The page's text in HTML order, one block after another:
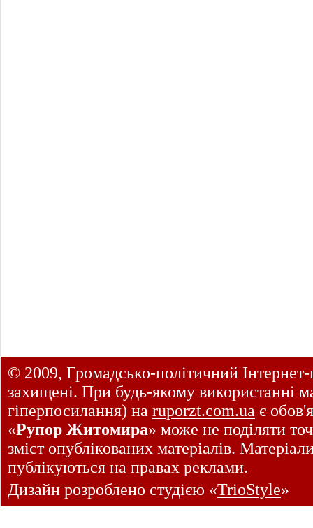
© 2009, Громадсько-політичний
захищені. При будь-якому використанні
гіперпосилання) на ruporzt.com.ua є
«Рупор Житомира» може не поділяти
зміст опублікованих матеріалів.
публікуються на правах реклами.
Дизайн розроблено студією «TrioStyle»